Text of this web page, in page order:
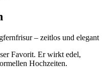
Favorit. Er wirkt edel,
Hochzeiten.